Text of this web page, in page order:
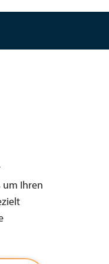
um Ihren